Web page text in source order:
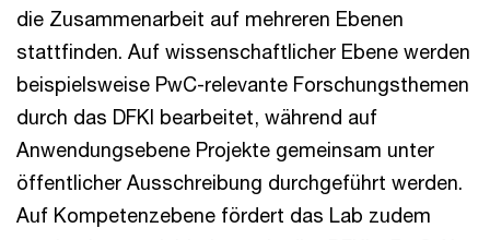
die Zusammenarbeit auf mehreren Ebenen
stattfinden. Auf wissenschaftlicher Ebene werden
beispielsweise PwC-relevante Forschungsthemen
durch das DFKI bearbeitet, während auf
Anwendungsebene Projekte gemeinsam unter
öffentlicher Ausschreibung durchgeführt werden.
Auf Kompetenzebene fördert das Lab zudem